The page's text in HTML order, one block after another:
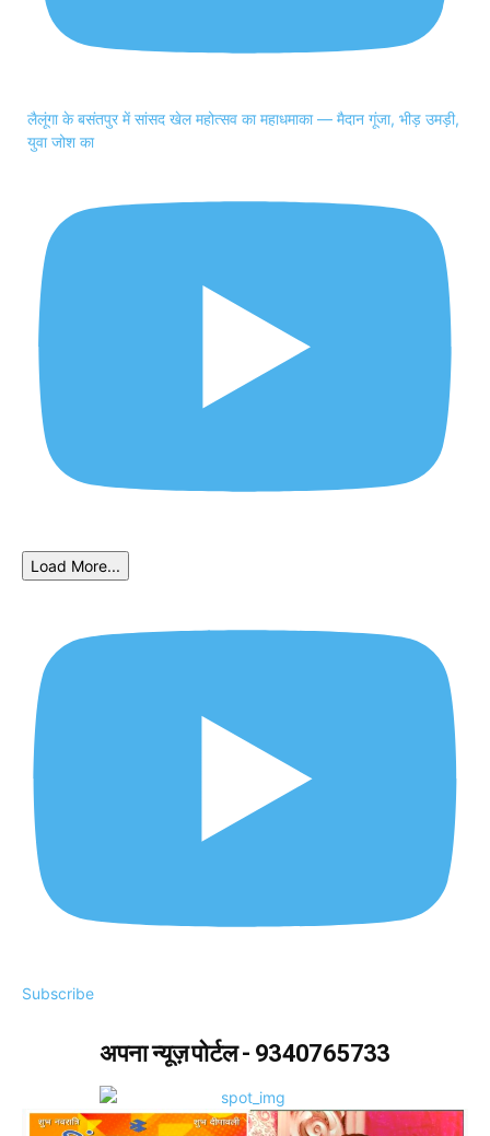
लैलूंगा के बसंतपुर में सांसद खेल महोत्सव का महाधमाका — मैदान गूंजा, भीड़ उमड़ी,
युवा जोश का
Load More...
Subscribe
अपना न्यूज़ पोर्टल - 9340765733